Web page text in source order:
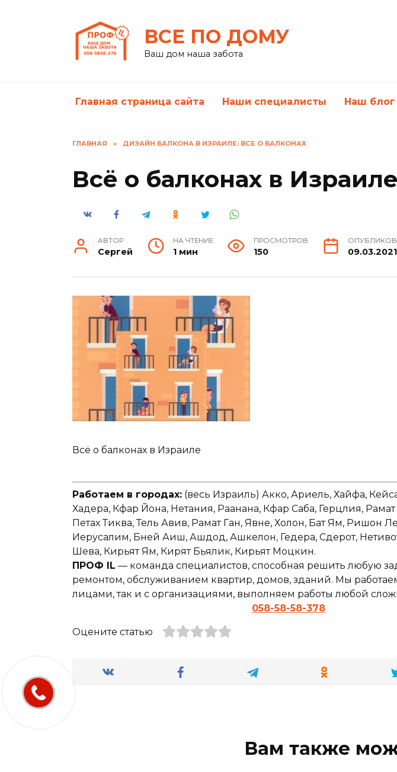
ВСЕ ПО ДОМУ
Ваш дом наша забота
Главная страница сайта Наши специалисты Наш блог
ГЛАВНАЯ » ДИЗАЙН БАЛКОНА В ИЗРАИЛЕ: ВСЕ О БАЛКОНАХ
Всё о балконах в Израиле
АВТОР
Сергей
НА ЧТЕНИЕ
1 мин
ПРОСМОТРОВ
150 09.03.2021
Всё о балконах в Израиле
Работаем в городах: (весь Израиль) Акко, Ариель, Хайфа,
Хадера, Кфар Йона, Нетания, Раанана, Кфар Саба, Герцлия,
Петах Тиква, Тель Авив, Рамат Ган, Явне, Холон, Бат Ям, Ришон
Иерусалим, Бней Аиш, Ашдод, Ашкелон, Гедера, Сдерот,
Шева, Кирьят Ям, Кирят Бьялик, Кирьят Моцкин.
ПРОФ IL — команда специалистов, способная решить любую
ремонтом, обслуживанием квартир, домов, зданий. Мы
лицами, так и с организациями, выполняем работы любой
058-58-58-378
Оцените статью
Вам также